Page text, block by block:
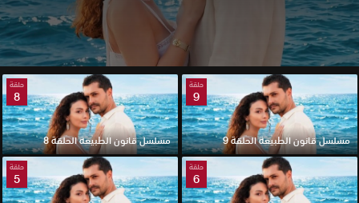
حلقة
9
مسلسل قانون الطبيعة الحلقة 9
حلقة
8
مسلسل قانون الطبيعة الحلقة 8
حلقة
6
حلقة
5